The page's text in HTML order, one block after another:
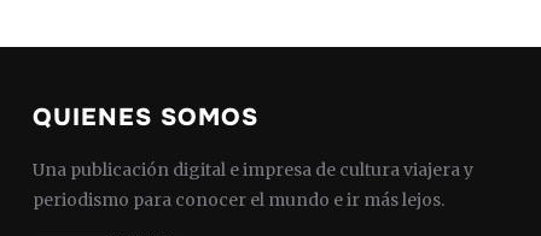
QUIENES SOMOS
Una publicación digital e impresa de cultura viajera y
periodismo para conocer el mundo e ir más lejos.